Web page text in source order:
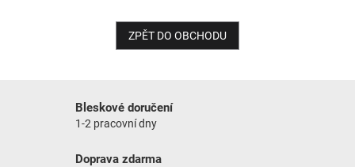
ZPĚT DO OBCHODU
Bleskové doručení
1-2 pracovní dny
Doprava zdarma